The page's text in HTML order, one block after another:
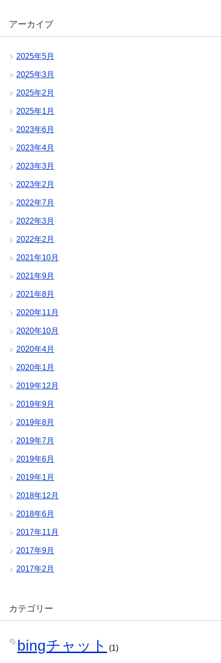
アーカイブ
2025年5月
2025年3月
2025年2月
2025年1月
2023年6月
2023年4月
2023年3月
2023年2月
2022年7月
2022年3月
2022年2月
2021年10月
2021年9月
2021年8月
2020年11月
2020年10月
2020年4月
2020年1月
2019年12月
2019年9月
2019年8月
2019年7月
2019年6月
2019年1月
2018年12月
2018年6月
2017年11月
2017年9月
2017年2月
カテゴリー
bingチャット (1)